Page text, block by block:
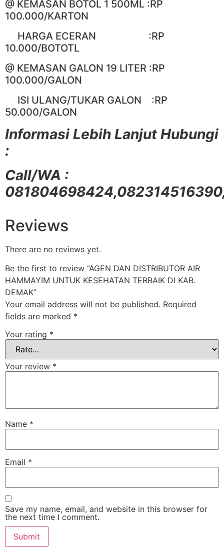
@ KEMASAN BOTOL 1 500ML :RP
100.000/KARTON
HARGA ECERAN :RP
10.000/BOTOTL
@ KEMASAN GALON 19 LITER :RP
100.000/GALON
ISI ULANG/TUKAR GALON :RP
50.000/GALON
Informasi Lebih Lanjut Hubungi
:
Call/WA :
Reviews
There are no reviews yet.
Be the first to review “AGEN DAN DISTRIBUTOR AIR
HAMMAYIM UNTUK KESEHATAN TERBAIK DI KAB.
DEMAK”
Your email address will not be published. Required
fields are marked *
Your rating *
Your review *
Name *
Email *
Save my name, email, and website in this browser for
the next time I comment.